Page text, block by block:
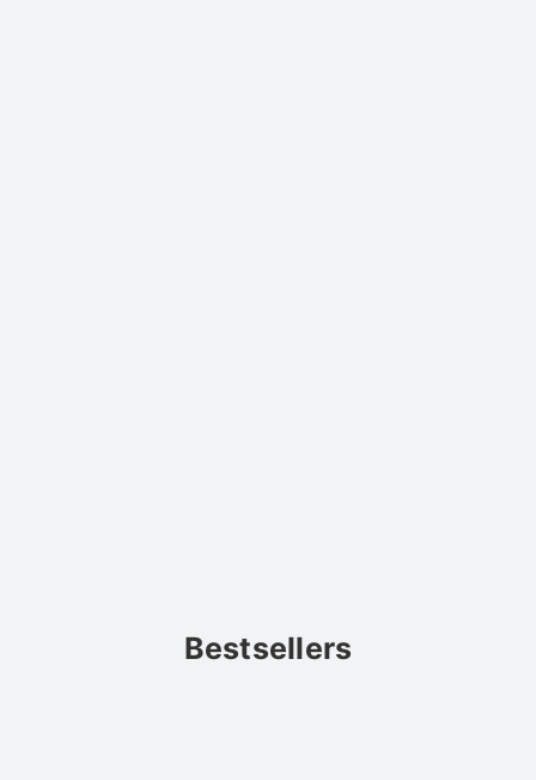
Bestsellers